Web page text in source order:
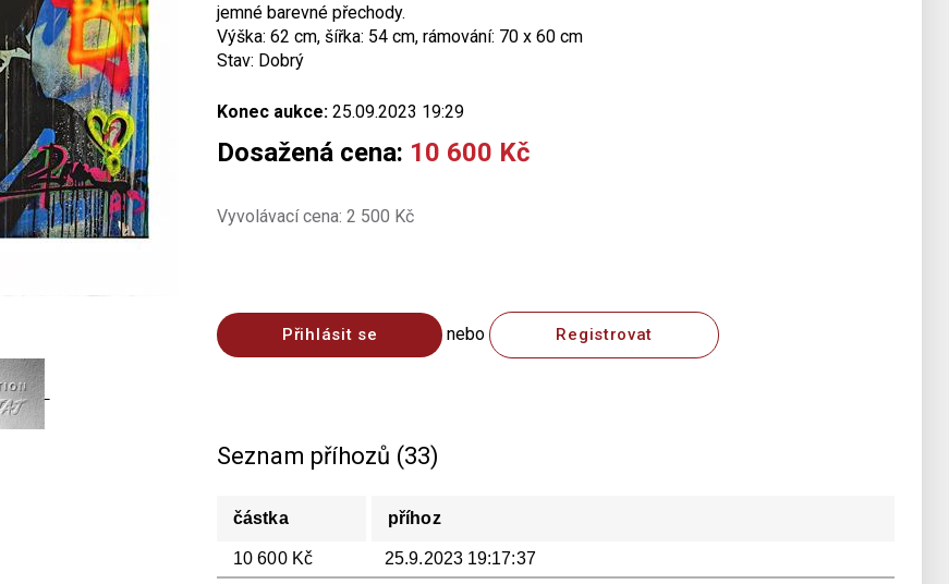
jemné barevné přechody.
Výška: 62 cm, šířka: 54 cm, rámování: 70 x 60 cm
Stav: Dobrý
Konec aukce: 25.09.2023 19:29
Dosažená cena: 10 600 Kč
Vyvolávací cena: 2 500 Kč
Přihlásit se nebo Registrovat
Seznam příhozů (33)
částka příhoz
10 600 Kč
25.9.2023 19:17:37